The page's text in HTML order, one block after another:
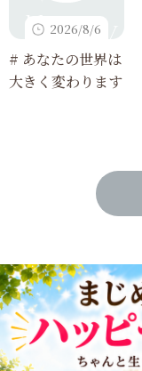
2026/8/6
# あなたの世界は
大きく変わります